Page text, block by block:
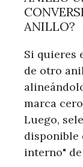
ANILLO?
Si quieres
de otro
marca
Luego,
disponible
interno"